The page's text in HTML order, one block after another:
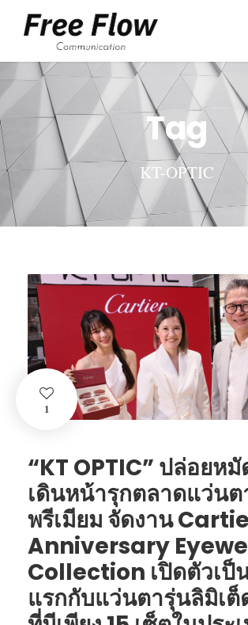
Tag
KT-OPTIC
1
“KT OPTIC” ปล่อยห
เดินหน้ารุกตลาดแว่น
พรีเมียม จัดงาน
Anniversary
Collection เปิดตัวเป็
แรกกับแว่นตารุ่นลิมิเ